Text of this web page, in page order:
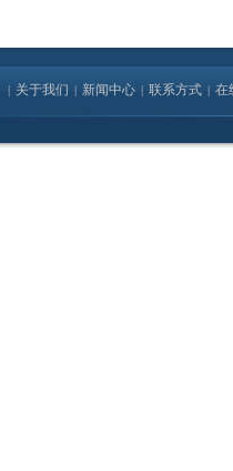
| 关于我们 | 新闻中心 | 联系方式 | 在